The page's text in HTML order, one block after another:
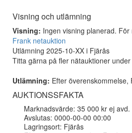
Visning och utlämning
Visning: Ingen visning planerad.
Frank netauktion
Utlämning 2025-10-XX i Fjärås
Titta gärna på fler nätauktioner
Utlämning: Efter överenskommelse,
AUKTIONSSFAKTA
Marknadsvärde: 35 000 kr ej
Avslutas: 0000-00-00 00:00
Lagringsort: Fjärås